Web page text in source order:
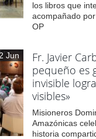
los libros que
acompañado
OP
2 Jun
Fr. Javier
pequeño es
invisible
visibles»
Misioneros
Amazónicas
historia